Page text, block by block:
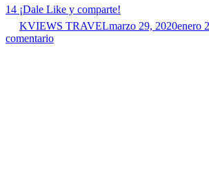
14 ¡Dale Like y comparte!
KVIEWS TRAVELmarzo 29, 2020enero
comentario